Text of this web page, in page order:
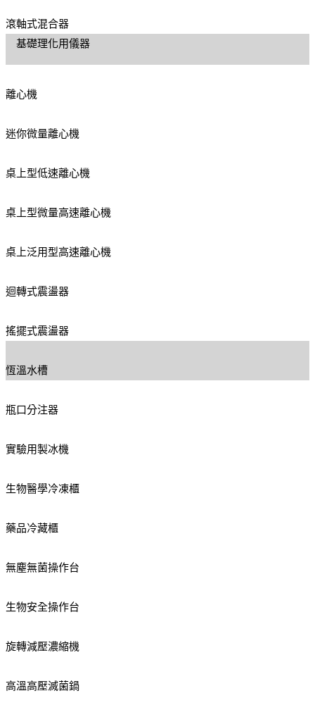
滾軸式混合器
基礎理化用儀器
離心機
迷你微量離心機
桌上型低速離心機
桌上型微量高速離心機
桌上泛用型高速離心機
迴轉式震盪器
搖擺式震盪器
恆溫水槽
瓶口分注器
實驗用製冰機
生物醫學冷凍櫃
藥品冷藏櫃
無塵無菌操作台
生物安全操作台
旋轉減壓濃縮機
高溫高壓滅菌鍋